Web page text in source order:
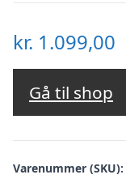
kr. 1.099,00
Gå til shop
Varenummer (SKU):